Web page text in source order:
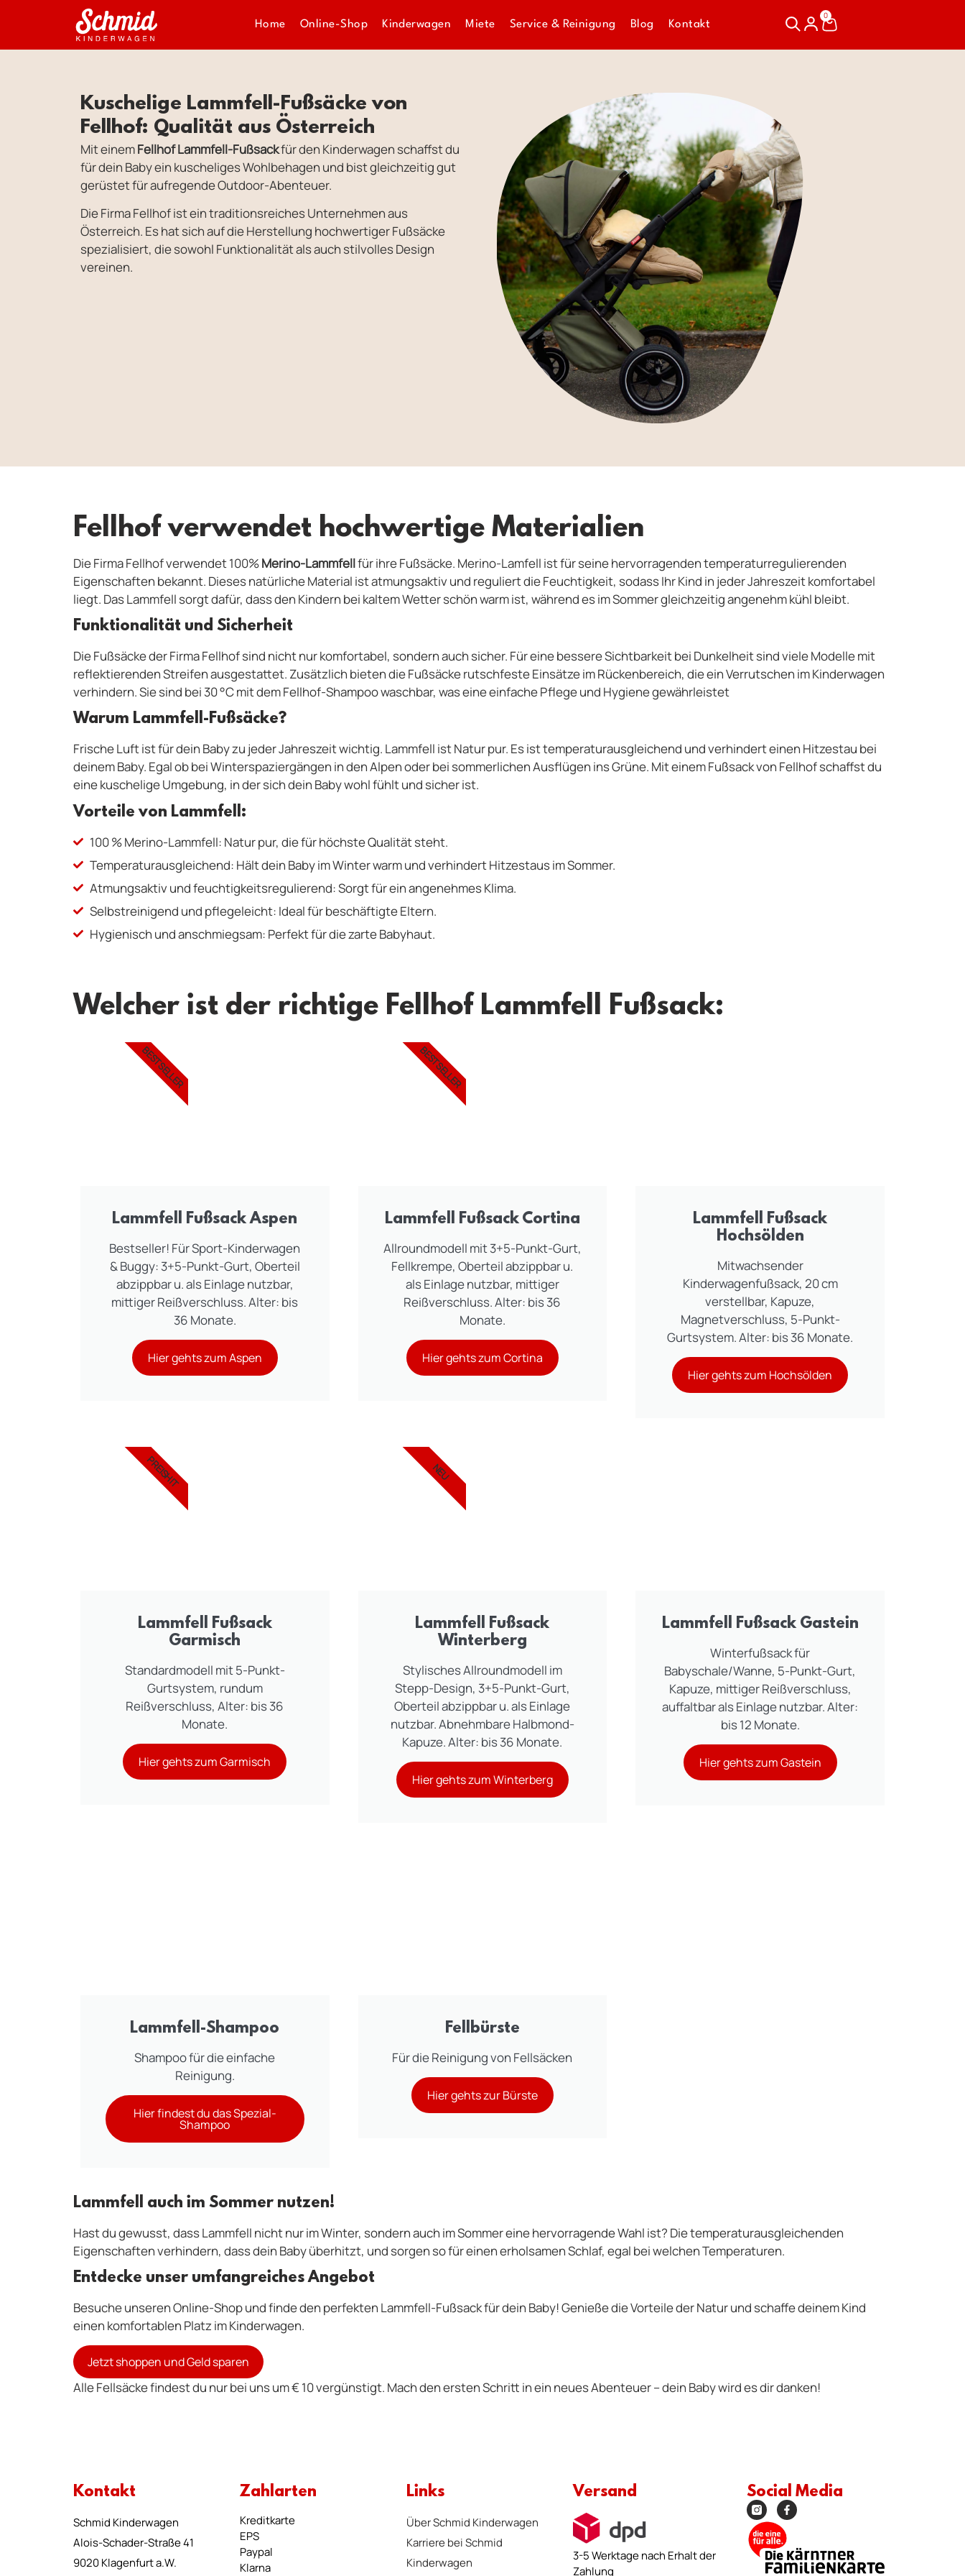
Home Online-Shop Kinderwagen Miete Service & Reinigung Blog Kontakt
0
Kuschelige Lammfell-Fußsäcke von
Fellhof: Qualität aus Österreich
Mit einemFellhof Lammfell-Fußsackfür den Kinderwagen schaffst du
für dein Baby ein kuscheliges Wohlbehagen und bist gleichzeitig gut
gerüstet für aufregende Outdoor-Abenteuer.
Die Firma Fellhof ist ein traditionsreiches Unternehmen aus
Österreich. Es hat sich auf die Herstellung hochwertiger Fußsäcke
spezialisiert, die sowohl Funktionalität als auch stilvolles Design
vereinen.
Fellhof verwendet hochwertige Materialien
Die Firma Fellhof verwendet 100%Merino-Lammfellfür ihre Fußsäcke. Merino-Lamfell ist für seine hervorragenden temperaturregulierenden
Eigenschaften bekannt. Dieses natürliche Material ist atmungsaktiv und reguliert die Feuchtigkeit, sodass Ihr Kind in jeder Jahreszeit komfortabel
liegt. Das Lammfell sorgt dafür, dass den Kindern bei kaltem Wetter schön warm ist, während es im Sommer gleichzeitig angenehm kühl bleibt.
Funktionalität und Sicherheit
Die Fußsäcke der Firma Fellhof sind nicht nur komfortabel, sondern auch sicher. Für eine bessere Sichtbarkeit bei Dunkelheit sind viele Modelle mit
reflektierenden Streifen ausgestattet. Zusätzlich bieten die Fußsäcke rutschfeste Einsätze im Rückenbereich, die ein Verrutschen im Kinderwagen
verhindern. Sie sind bei 30 °C mit dem Fellhof-Shampoo waschbar, was eine einfache Pflege und Hygiene gewährleistet​
Warum Lammfell-Fußsäcke?
Frische Luft ist für dein Baby zu jeder Jahreszeit wichtig. Lammfell ist Natur pur. Es ist temperaturausgleichend und verhindert einen Hitzestau bei
deinem Baby. Egal ob bei Winterspaziergängen in den Alpen oder bei sommerlichen Ausflügen ins Grüne. Mit einem Fußsack von Fellhof schaffst du
eine kuschelige Umgebung, in der sich dein Baby wohl fühlt und sicher ist.
Vorteile von Lammfell:
100 % Merino-Lammfell: Natur pur, die für höchste Qualität steht.
Temperaturausgleichend: Hält dein Baby im Winter warm und verhindert Hitzestaus im Sommer.
Atmungsaktiv und feuchtigkeitsregulierend: Sorgt für ein angenehmes Klima.
Selbstreinigend und pflegeleicht: Ideal für beschäftigte Eltern.
Hygienisch und anschmiegsam: Perfekt für die zarte Babyhaut.
Welcher ist der richtige Fellhof Lammfell Fußsack:
Lammfell Fußsack Aspen
Bestseller! Für Sport-Kinderwagen
& Buggy: 3+5-Punkt-Gurt, Oberteil
abzippbar u. als Einlage nutzbar,
mittiger Reißverschluss. Alter: bis
36 Monate.
Hier gehts zum Aspen
BESTSELLER
Lammfell Fußsack Cortina
Allroundmodell mit 3+5-Punkt-Gurt,
Fellkrempe, Oberteil abzippbar u.
als Einlage nutzbar, mittiger
Reißverschluss. Alter: bis 36
Monate.
Hier gehts zum Cortina
BESTSELLER
Lammfell Fußsack
Hochsölden
Mitwachsender
Kinderwagenfußsack, 20 cm
verstellbar, Kapuze,
Magnetverschluss, 5-Punkt-
Gurtsystem. Alter: bis 36 Monate.
Hier gehts zum Hochsölden
Lammfell Fußsack
Garmisch
Standardmodell mit 5-Punkt-
Gurtsystem, rundum
Reißverschluss, Alter: bis 36
Monate.
Hier gehts zum Garmisch
PREISHIT
Lammfell Fußsack
Winterberg
Stylisches Allroundmodell im
Stepp-Design, 3+5-Punkt-Gurt,
Oberteil abzippbar u. als Einlage
nutzbar. Abnehmbare Halbmond-
Kapuze. Alter: bis 36 Monate.
Hier gehts zum Winterberg
NEU
Lammfell Fußsack Gastein
Winterfußsack für
Babyschale/Wanne, 5-Punkt-Gurt,
Kapuze, mittiger Reißverschluss,
auffaltbar als Einlage nutzbar. Alter:
bis 12 Monate.
Hier gehts zum Gastein
Lammfell-Shampoo
Shampoo für die einfache
Reinigung.
Hier findest du das Spezial-
Shampoo
Fellbürste
Für die Reinigung von Fellsäcken
Hier gehts zur Bürste
Lammfell auch im Sommer nutzen!
Hast du gewusst, dass Lammfell nicht nur im Winter, sondern auch im Sommer eine hervorragende Wahl ist? Die temperaturausgleichenden
Eigenschaften verhindern, dass dein Baby überhitzt, und sorgen so für einen erholsamen Schlaf, egal bei welchen Temperaturen.
Entdecke unser umfangreiches Angebot
Besuche unseren Online-Shop und finde den perfekten Lammfell-Fußsack für dein Baby! Genieße die Vorteile der Natur und schaffe deinem Kind
einen komfortablen Platz im Kinderwagen.
Jetzt shoppen und Geld sparen
Alle Fellsäcke findest du nur bei uns um € 10 vergünstigt. Mach den ersten Schritt in ein neues Abenteuer – dein Baby wird es dir danken!
Kontakt
Schmid Kinderwagen
Alois-Schader-Straße 41
9020 Klagenfurt a.W.
Zahlarten
Kreditkarte
EPS
Paypal
Klarna
Links
Über Schmid Kinderwagen
Karriere bei Schmid
Kinderwagen
Versand
3-5 Werktage nach Erhalt der
Zahlung
Social Media